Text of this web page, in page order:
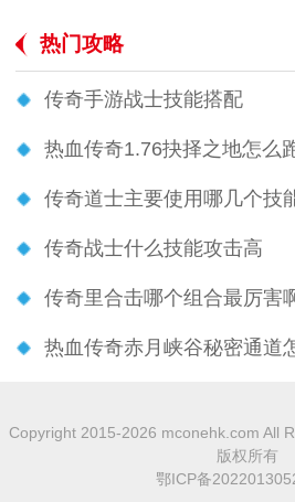
热门攻略
传奇手游战士技能搭配
热血传奇1.76抉择之地怎么
传奇道士主要使用哪几个技
传奇战士什么技能攻击高
传奇里合击哪个组合最厉害
热血传奇赤月峡谷秘密通道
Copyright 2015-2026 mconehk.com All
版权所有
鄂ICP备